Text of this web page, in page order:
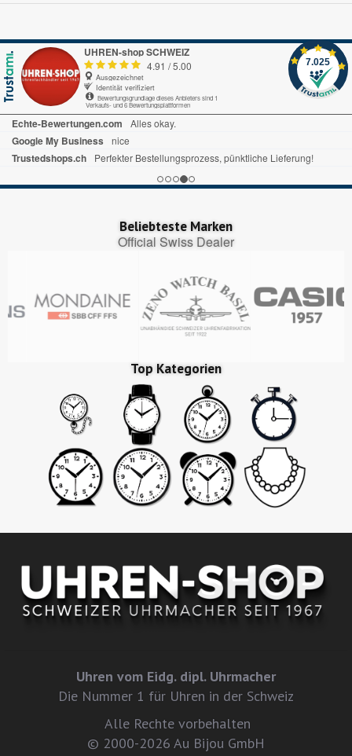
UHREN-shop SCHWEIZ
4.91 /5.00
Ausgezeichnet
Identität verifiziert
Bewertungsgrundlage dieses Anbieters sind 1
Verkaufs- und 6 Bewertungsplattformen
7.025
Echte-Bewertungen.com Alles okay.
Google My Business nice
Trustedshops.ch Perfekter Bestellungsprozess, pünktliche Lieferung!
Beliebteste Marken
Official Swiss Dealer
Top Kategorien
Uhren vom Eidg. dipl. Uhrmacher
Die Nummer 1 für Uhren in der Schweiz
Alle Rechte vorbehalten
© 2000-2026 Au Bijou GmbH